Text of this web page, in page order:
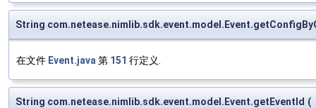
String
在文件 Event.java 第 151 行定义.
String com.netease.nimlib.sdk.event.model.Event.getEventId (